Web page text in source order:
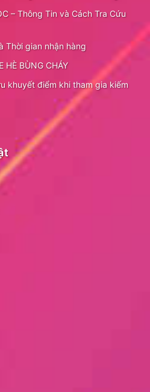
– Thông Tin và Cách Tra Cứu
Thời gian nhận hàng
HÈ BÙNG CHÁY
khuyết điểm khi tham gia kiếm